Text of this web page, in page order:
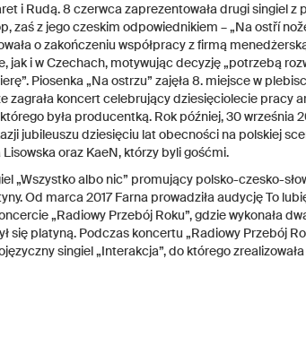
i Rudą. 8 czerwca zaprezentowała drugi singiel z
zaś z jego czeskim odpowiednikiem – „Na ostří
o zakończeniu współpracy z firmą
jak i w Czechach, motywując decyzję „potrzebą
Piosenka „Na ostrzu” zajęła 8. miejsce w
zagrała koncert celebrujący dziesięciolecie pracy
była producentką. Rok później, 30 września
jubileuszu dziesięciu lat obecności na polskiej
oraz KaeN, którzy byli gośćmi.
„Wszystko albo nic” promujący polsko-czesko-
Od marca 2017 Farna prowadziła audycję To
„Radiowy Przebój Roku”, gdzie wykonała
się platyną. Podczas koncertu „Radiowy Przebój
singiel „Interakcja”, do którego